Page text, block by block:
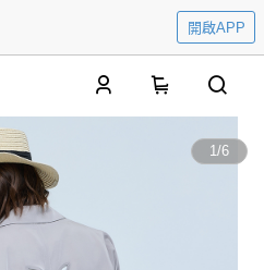
開啟APP
1/6